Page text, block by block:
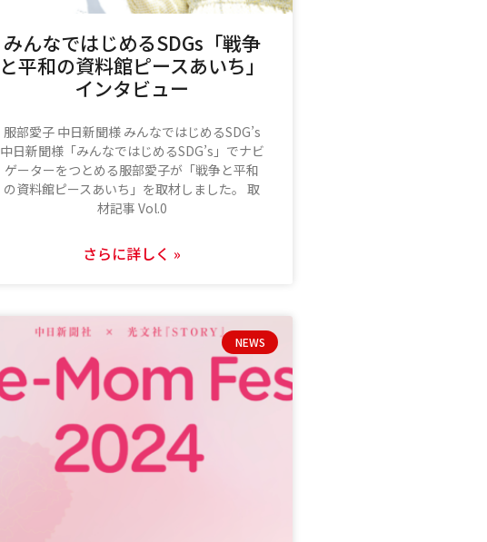
みんなではじめるSDGs「戦争
と平和の資料館ピースあいち」
インタビュー
服部愛子 中日新聞様 みんなではじめるSDG’s
中日新聞様「みんなではじめるSDG’s」でナビ
ゲーターをつとめる服部愛子が「戦争と平和
の資料館ピースあいち」を取材しました。 取
材記事 Vol.0
さらに詳しく »
NEWS